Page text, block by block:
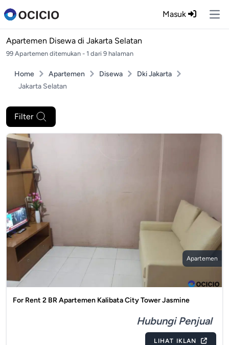
Masuk
Apartemen Disewa di Jakarta Selatan
99 Apartemen ditemukan - 1 dari 9 halaman
Home Apartemen Disewa
Dki Jakarta
Jakarta Selatan
Filter
Apartemen
For Rent 2 BR Apartemen Kalibata City Tower Jasmine
Hubungi Penjual
LIHAT IKLAN